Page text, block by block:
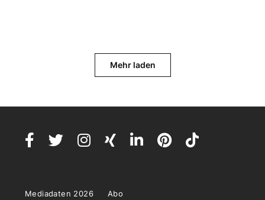
Mehr laden
Mediadaten 2026 Abo